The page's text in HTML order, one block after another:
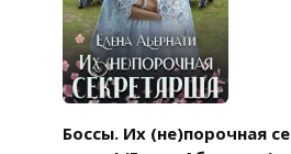
Боссы. Их (не)порочная